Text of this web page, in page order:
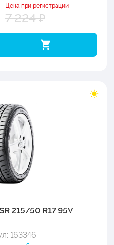
Цена при регистрации
7 224 ₽
215/50 R17 95V
163346